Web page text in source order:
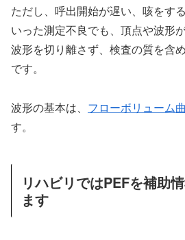
ただし、呼出開始が遅い、咳をす
いった測定不良でも、頂点や波形
波形を切り離さず、検査の質を含
です。
波形の基本は、 フローボリューム
す。
リハビリではPEFを補助
ます